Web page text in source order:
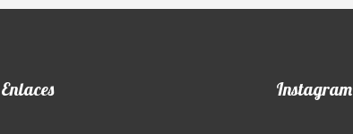
Enlaces Instagram